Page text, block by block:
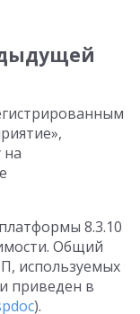
8.3.10
Общий
используемых
приведен в
).